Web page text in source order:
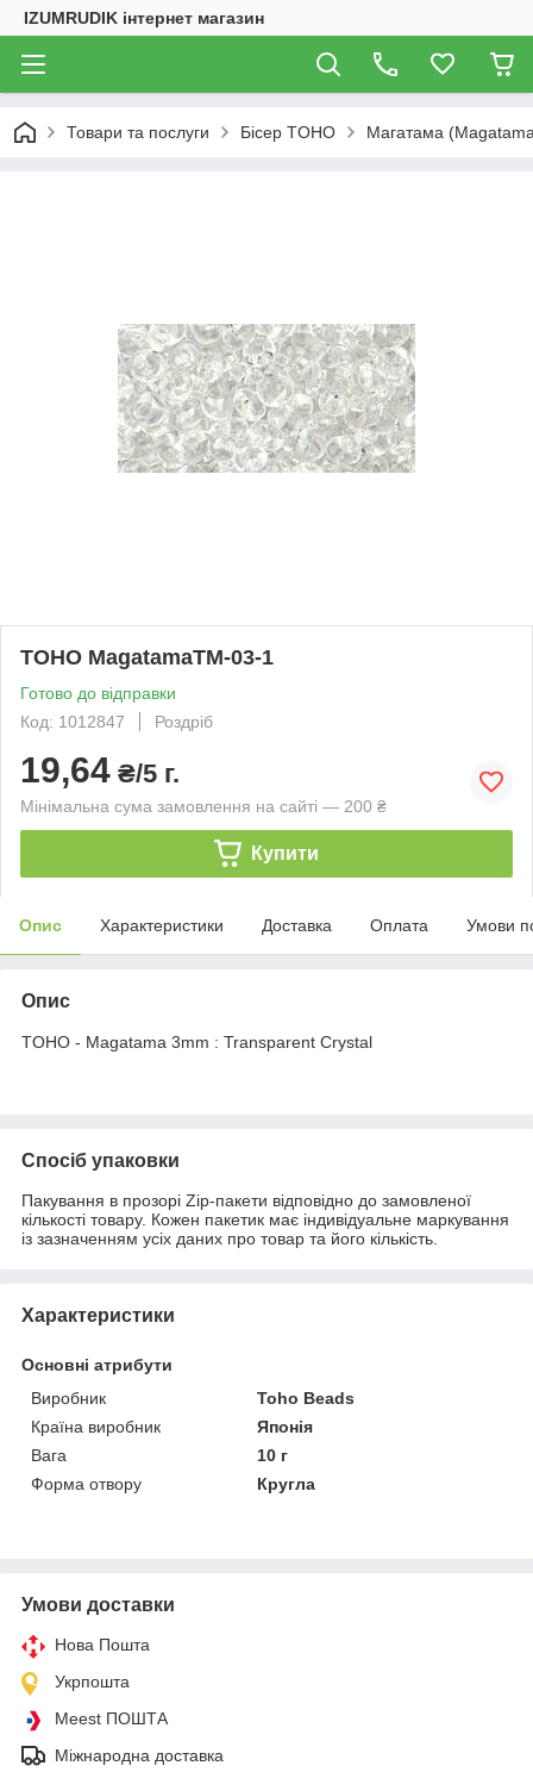
IZUMRUDIK інтернет магазин
Товари та послуги Бісер TOHO Магатама
TOHO MagatamaTM-03-1
Готово до відправки
Код: 1012847
Роздріб
19,64 ₴/5 г.
Мінімальна сума замовлення на сайті — 200 ₴
Купити
Опис Характеристики Доставка Оплата Умови
Опис
TOHO - Magatama 3mm : Transparent Crystal
Спосіб упаковки
Пакування в прозорі Zip-пакети відповідно до замовленої
кількості товару. Кожен пакетик має індивідуальне маркування
із зазначенням усіх даних про товар та його кількість.
Характеристики
Основні атрибути
Виробник
Toho Beads
Країна виробник
Японія
Вага
10 г
Форма отвору
Кругла
Умови доставки
Нова Пошта
Укрпошта
Meest ПОШТА
Міжнародна доставка